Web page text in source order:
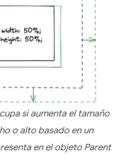
si aumenta el tamaño
o alto basado en un
en el objeto Parent